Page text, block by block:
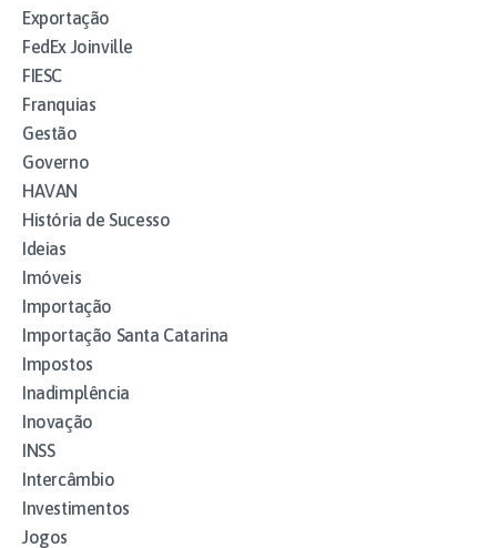
Exportação
FedEx Joinville
FIESC
Franquias
Gestão
Governo
HAVAN
História de Sucesso
Ideias
Imóveis
Importação
Importação Santa Catarina
Impostos
Inadimplência
Inovação
INSS
Intercâmbio
Investimentos
Jogos